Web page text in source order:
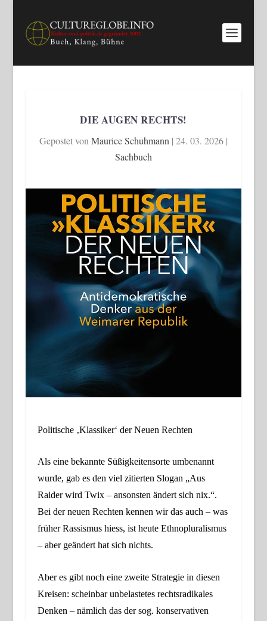
DIE AUGEN RECHTS!
Gepostet von Maurice Schuhmann | 24. 03. 2026|
Sachbuch
Politische ‚Klassiker‘ der Neuen Rechten
Als eine bekannte Süßigkeitensorte umbenannt
wurde, gab es den viel zitierten Slogan „Aus
Raider wird Twix – ansonsten ändert sich nix.“.
Bei der neuen Rechten kennen wir das auch – was
früher Rassismus hiess, ist heute Ethnopluralismus
– aber geändert hat sich nichts.
Aber es gibt noch eine zweite Strategie in diesen
Kreisen: scheinbar unbelastetes rechtsradikales
Denken – nämlich das der sog. konservativen